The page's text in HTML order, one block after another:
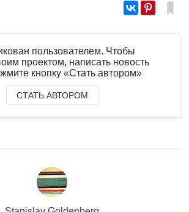
пользователем. Чтобы
проектом, написать новость
кнопку «Стать автором»
СТАТЬ АВТОРОМ